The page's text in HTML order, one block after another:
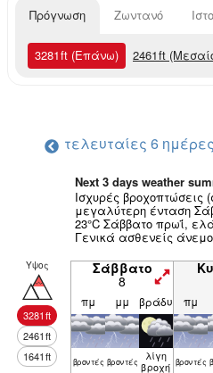
Πρόγνωση Ζωντανό
3281ft (Επάνω) 2461ft
τελευταίες 6 ημέρες
Next 3 days weather
Ισχυρές βροχοπτώσεις
μεγαλύτερη ένταση
23°C Σάββατο πρωΐ,
Γενικά ασθενείς
Υψος
3281ft
2461ft
1641ft
Σάββατο
8
πμ μμ βράδυ πμ
βρον­τές βρον­τές λίγη
βροχή βρον­τές